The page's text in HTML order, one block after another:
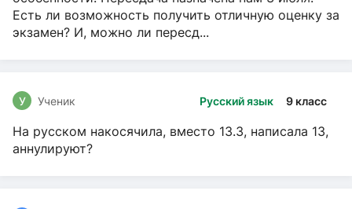
Есть ли возможность получить отличную оценку за
экзамен? И, можно ли пересд...
Русский язык 9 класс
У Ученик
На русском накосячила, вместо 13.3, написала 13,
аннулируют?